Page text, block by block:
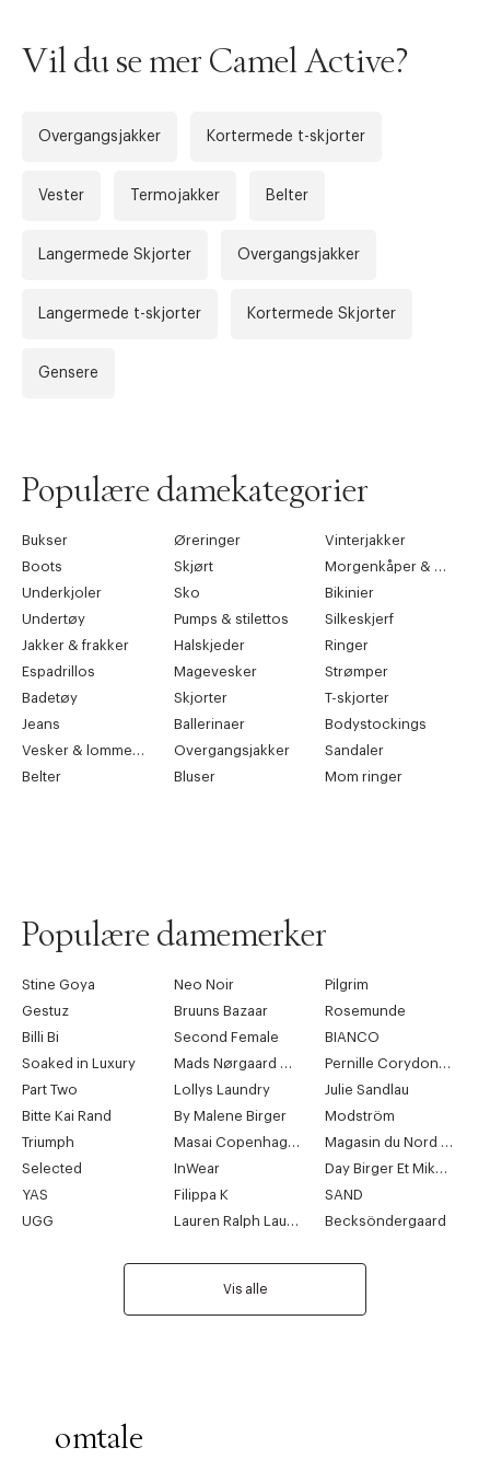
Vil du se mer Camel Active?
Overgangsjakker Kortermede t-skjorter
Vester Termojakker Belter
Langermede Skjorter Overgangsjakker
Langermede t-skjorter Kortermede Skjorter
Gensere
Populære damekategorier
Bukser Øreringer
Vinterjakker
Boots
Skjørt
Morgenkåper & kimonoer
Underkjoler
Sko
Bikinier
Undertøy
Pumps & stilettos
Silkeskjerf
Jakker & frakker
Halskjeder
Ringer
Espadrillos
Magevesker
Strømper
Badetøy
Skjorter
T-skjorter
Jeans
Ballerinaer
Bodystockings
Vesker & lommebøker
Overgangsjakker
Sandaler
Belter
Bluser Mom ringer
Populære damemerker
Stine Goya Neo Noir
Pilgrim
Gestuz
Bruuns Bazaar
Rosemunde
Billi Bi
Second Female
BIANCO
Soaked in Luxury
Mads Nørgaard Copenhagen
Pernille Corydon Jewellery
Part Two
Lollys Laundry
Julie Sandlau
Bitte Kai Rand
By Malene Birger
Modström
Triumph
Masai Copenhagen
Magasin du Nord Collection
Selected
InWear
Day Birger Et Mikkelsen
YAS
Filippa K
SAND
UGG
Lauren Ralph Lauren Becksöndergaard
Vis alle